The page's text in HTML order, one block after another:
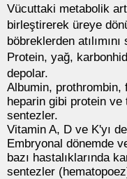
Vücuttaki metabolik
birleştirerek üreye
böbreklerden atılımını
Protein, yağ,
depolar.
Albumin, prothrombin,
heparin gibi protein ve
sentezler.
Vitamin A, D ve K'yı
Embryonal dönemde
bazı hastalıklarında
sentezler